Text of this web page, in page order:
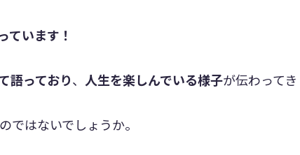
ています！
語っており、 人生を楽しんでいる様子が伝わってき
ではないでしょうか。